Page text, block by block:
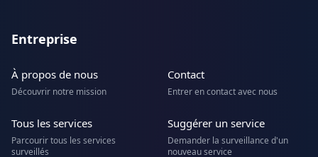
Entreprise
À propos de nous
Découvrir notre mission
Contact
Entrer en contact avec nous
Tous les services
Parcourir tous les services
surveillés
Suggérer un service
Demander la surveillance d'un
nouveau service